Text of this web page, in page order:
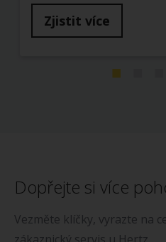
Zjistit více
Dopřejte si více
Vezměte klíčky, vyrazte na